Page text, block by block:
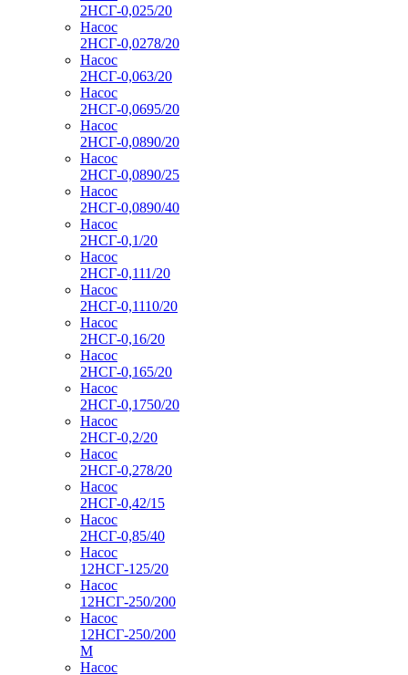
2НСГ-0,025/20
Насос
2НСГ-0,0278/20
Насос
2НСГ-0,063/20
Насос
2НСГ-0,0695/20
Насос
2НСГ-0,0890/20
Насос
2НСГ-0,0890/25
Насос
2НСГ-0,0890/40
Насос
2НСГ-0,1/20
Насос
2НСГ-0,111/20
Насос
2НСГ-0,1110/20
Насос
2НСГ-0,16/20
Насос
2НСГ-0,165/20
Насос
2НСГ-0,1750/20
Насос
2НСГ-0,2/20
Насос
2НСГ-0,278/20
Насос
2НСГ-0,42/15
Насос
2НСГ-0,85/40
Насос
12НСГ-125/20
Насос
12НСГ-250/200
Насос
12НСГ-250/200
М
Насос